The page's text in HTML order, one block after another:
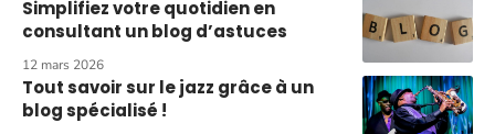
Simplifiez votre quotidien en
consultant un blog d’astuces
12 mars 2026
Tout savoir sur le jazz grâce à un
blog spécialisé !